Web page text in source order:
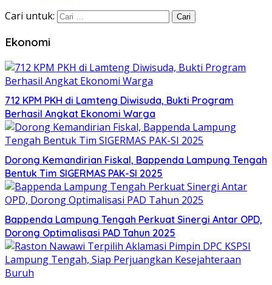
Cari untuk:
Ekonomi
712 KPM PKH di Lamteng Diwisuda, Bukti Program
Berhasil Angkat Ekonomi Warga
Dorong Kemandirian Fiskal, Bappenda Lampung Tengah
Bentuk Tim SIGERMAS PAK-SI 2025
Bappenda Lampung Tengah Perkuat Sinergi Antar OPD,
Dorong Optimalisasi PAD Tahun 2025